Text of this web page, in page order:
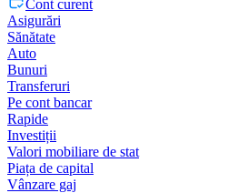
Cont curent
Asigurări
Sănătate
Auto
Bunuri
Transferuri
Pe cont bancar
Rapide
Investiții
Valori mobiliare de stat
Piața de capital
Vânzare gaj